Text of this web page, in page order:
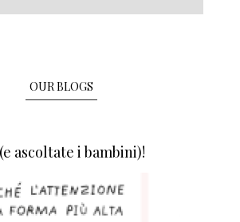
OUR BLOGS
ascoltate i bambini)!